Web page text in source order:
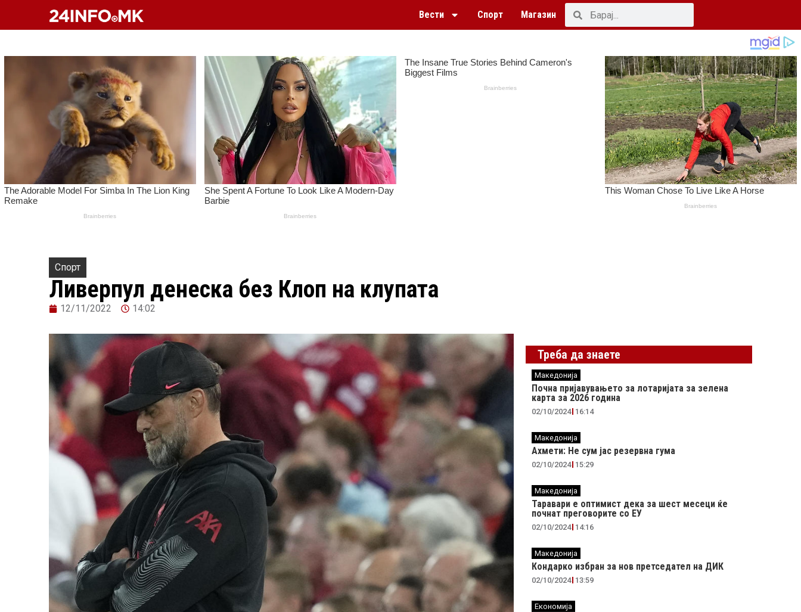
Вести Спорт Магазин
Спорт
Ливерпул денеска без Клоп на клупата
12/11/2022 14:02
Треба да знаете
Македонија
Почна пријавувањето за лотаријата за зелена
карта за 2026 година
02/10/2024 16:14
Македонија
Ахмети: Не сум јас резервна гума
02/10/2024 15:29
Македонија
Таравари e oптимист дека за шест месеци ќе
почнат преговорите со ЕУ
02/10/2024 14:16
Македонија
Кондарко избран за нов претседател на ДИК
02/10/2024 13:59
Економија